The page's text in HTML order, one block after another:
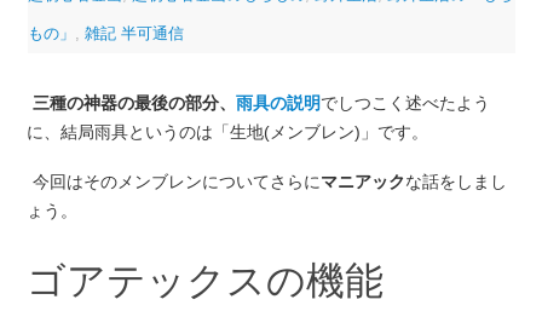
もの」 雑記 半可通信
三種の神器の最後の部分、 雨具の説明でしつこく述べたよう
に、結局雨具というのは「生地(メンブレン)」です。
今回はそのメンブレンについてさらにマニアックな話をしまし
ょう。
ゴアテックスの機能